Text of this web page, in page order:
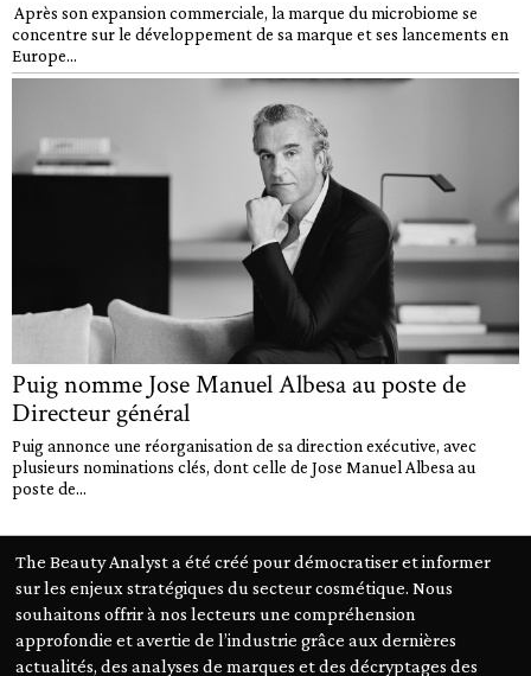
Après son expansion commerciale, la marque du microbiome se
concentre sur le développement de sa marque et ses lancements en
Europe...
Puig nomme Jose Manuel Albesa au poste de
Directeur général
Puig annonce une réorganisation de sa direction exécutive, avec
plusieurs nominations clés, dont celle de Jose Manuel Albesa au
poste de...
The Beauty Analyst a été créé pour démocratiser et informer
sur les enjeux stratégiques du secteur cosmétique. Nous
souhaitons offrir à nos lecteurs une compréhension
approfondie et avertie de l’industrie grâce aux dernières
actualités, des analyses de marques et des décryptages des